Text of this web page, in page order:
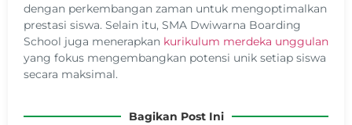
dengan perkembangan zaman untuk mengoptimalkan
prestasi siswa. Selain itu, SMA Dwiwarna Boarding
School juga menerapkan kurikulum merdeka unggulan
yang fokus mengembangkan potensi unik setiap siswa
secara maksimal.
Bagikan Post Ini